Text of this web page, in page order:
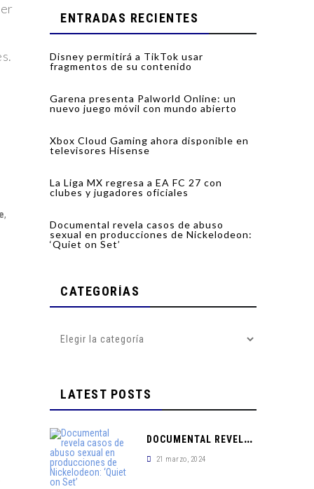
,
ENTRADAS RECIENTES
Disney permitirá a TikTok usar
fragmentos de su contenido
Garena presenta Palworld Online: un
nuevo juego móvil con mundo abierto
Xbox Cloud Gaming ahora disponible en
televisores Hisense
La Liga MX regresa a EA FC 27 con
clubes y jugadores oficiales
Documental revela casos de abuso
sexual en producciones de Nickelodeon:
‘Quiet on Set’
CATEGORÍAS
LATEST POSTS
D
OCUMENTAL REVELA CASOS DE ABUSO SEXUAL EN PRODUCCIONES DE NICKELODEON: ‘QUIET ON SET’
21 marzo, 2024